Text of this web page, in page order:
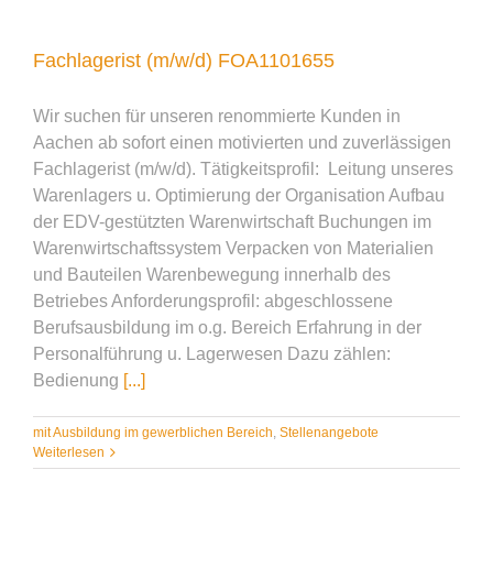
Fachlagerist (m/w/d) FOA1101655
Wir suchen für unseren renommierte Kunden in
Aachen ab sofort einen motivierten und zuverlässigen
Fachlagerist (m/w/d). Tätigkeitsprofil: Leitung unseres
Warenlagers u. Optimierung der Organisation Aufbau
der EDV-gestützten Warenwirtschaft Buchungen im
Warenwirtschaftssystem Verpacken von Materialien
und Bauteilen Warenbewegung innerhalb des
Betriebes Anforderungsprofil: abgeschlossene
Berufsausbildung im o.g. Bereich Erfahrung in der
Personalführung u. Lagerwesen Dazu zählen:
Bedienung [...]
mit Ausbildung im gewerblichen Bereich, Stellenangebote
Weiterlesen